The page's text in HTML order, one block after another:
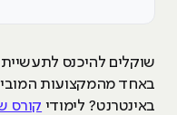
שוקלים להיכנס
באחד מהמקצועות
באינטרנט? לימודי קורס